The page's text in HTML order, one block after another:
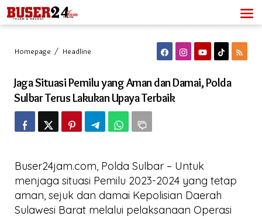
Lewati
ke
konten
Homepage / Headline
yang
Aman
dan
Damai,
Polda
Sulbar
Upaya
Terbaik
Jaga Situasi Pemilu yang Aman dan Damai, Polda
Sulbar Terus Lakukan Upaya Terbaik
Buser24jam.com, Polda Sulbar – Untuk
menjaga situasi Pemilu 2023-2024 yang tetap
aman, sejuk dan damai Kepolisian Daerah
Sulawesi Barat melalui pelaksanaan Operasi